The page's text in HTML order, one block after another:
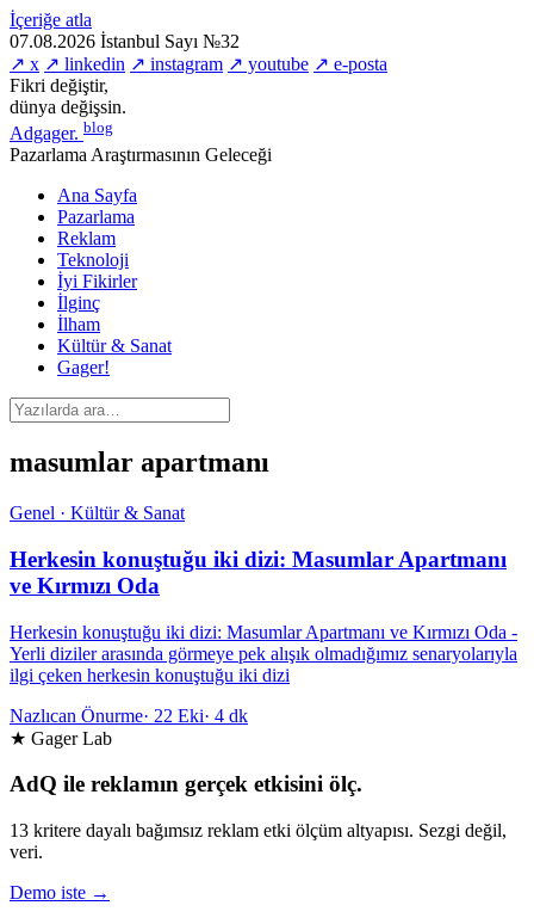
İçeriğe atla
07.08.2026 İstanbul Sayı №32
↗ x ↗ linkedin ↗ instagram ↗ youtube ↗ e-posta
Fikri değiştir,
dünya değişsin.
Adgager. blog
Pazarlama Araştırmasının Geleceği
Ana Sayfa
Pazarlama
Reklam
Teknoloji
İyi Fikirler
İlginç
İlham
Kültür & Sanat
Gager!
masumlar apartmanı
Genel · Kültür & Sanat
Herkesin konuştuğu iki dizi: Masumlar Apartmanı
ve Kırmızı Oda
Herkesin konuştuğu iki dizi: Masumlar Apartmanı ve Kırmızı Oda -
Yerli diziler arasında görmeye pek alışık olmadığımız senaryolarıyla
ilgi çeken herkesin konuştuğu iki dizi
Nazlıcan Önurme· 22 Eki· 4 dk
★ Gager Lab
AdQ ile reklamın gerçek etkisini ölç.
13 kritere dayalı bağımsız reklam etki ölçüm altyapısı. Sezgi değil,
veri.
Demo iste →